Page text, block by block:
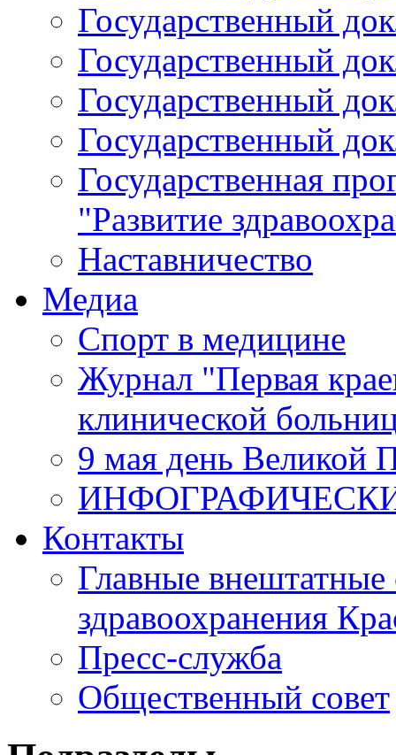
Государственный
Государственный
Государственный
Государственный
Государственная
"Развитие
Наставничество
Медиа
Спорт в медицине
Журнал "Первая
клинической
9 мая день Великой
Контакты
Главные внештатные
здравоохранения
Пресс-служба
Общественный совет